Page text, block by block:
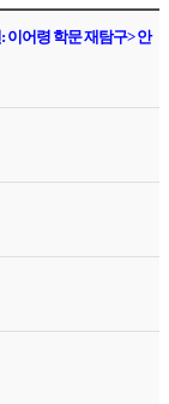
이어령 학문 재탐구> 안